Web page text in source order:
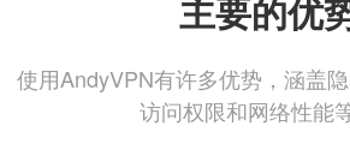
主要的优
使用AndyVPN有许多优势，涵盖隐
访问权限和网络性能